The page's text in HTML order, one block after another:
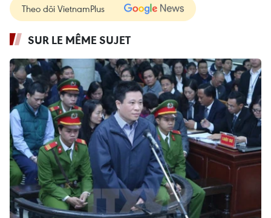
Theo dõi VietnamPlus
SUR LE MÊME SUJET